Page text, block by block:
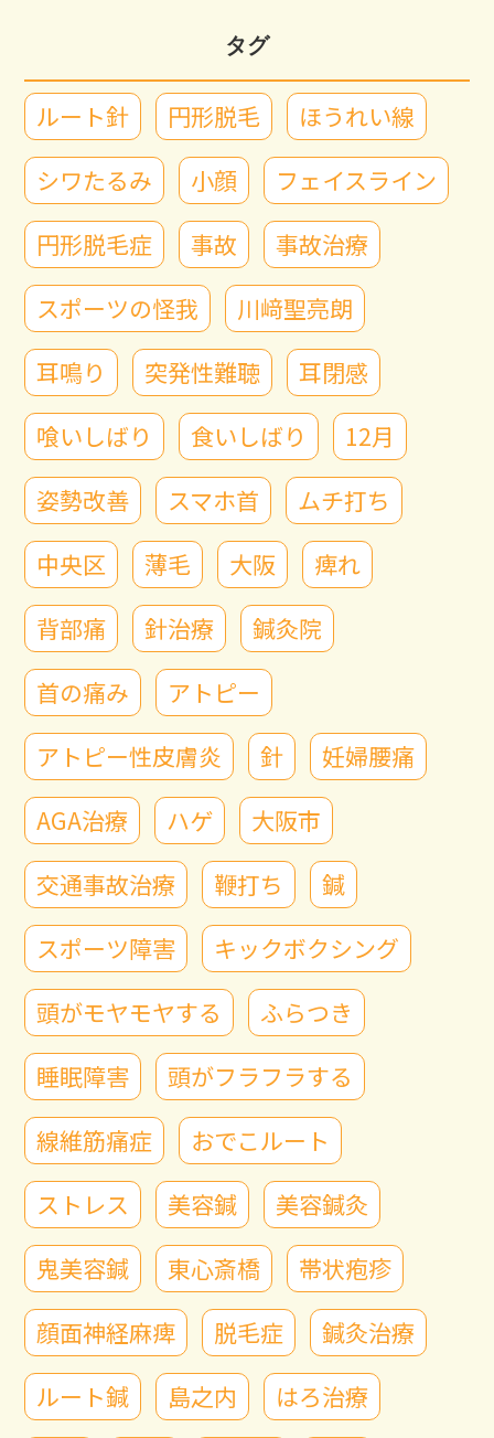
タグ
ルート針 円形脱毛
ほうれい線
シワたるみ
小顔
フェイスライン
円形脱毛症
事故
事故治療
スポーツの怪我
川﨑聖亮朗
耳鳴り
突発性難聴
耳閉感
喰いしばり
食いしばり
12月
姿勢改善
スマホ首
ムチ打ち
中央区
薄毛 大阪
痺れ
背部痛
針治療
鍼灸院
首の痛み
アトピー
アトピー性皮膚炎
針
妊婦腰痛
AGA治療
ハゲ
大阪市
交通事故治療
鞭打ち
鍼
スポーツ障害
キックボクシング
頭がモヤモヤする
ふらつき
睡眠障害
頭がフラフラする
線維筋痛症
おでこルート
ストレス
美容鍼
美容鍼灸
鬼美容鍼
東心斎橋
帯状疱疹
顔面神経麻痺
脱毛症
鍼灸治療
ルート鍼
島之内
はろ治療